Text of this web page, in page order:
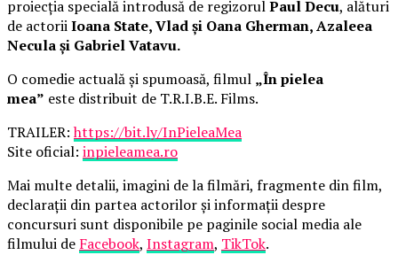
proiecția specială introdusă de regizorulPaul Decu, alături
de actoriiIoana State, Vlad și Oana Gherman, Azaleea
Necula și Gabriel Vatavu.
O comedie actuală și spumoasă, filmul „În pielea
mea” este distribuit de T.R.I.B.E. Films.
TRAILER:https://bit.ly/InPieleaMea
Site oficial: inpieleamea.ro
Mai multe detalii, imagini de la filmări, fragmente din film,
declarații din partea actorilor și informații despre
concursuri sunt disponibile pe paginile social media ale
filmului de Facebook, Instagram, TikTok.